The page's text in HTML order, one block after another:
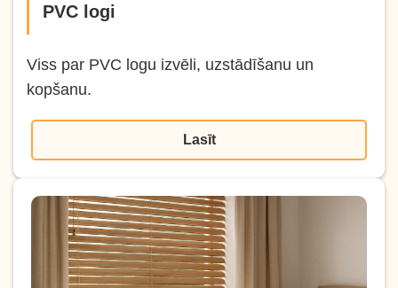
PVC logi
Viss par PVC logu izvēli, uzstādīšanu un
kopšanu.
Lasīt